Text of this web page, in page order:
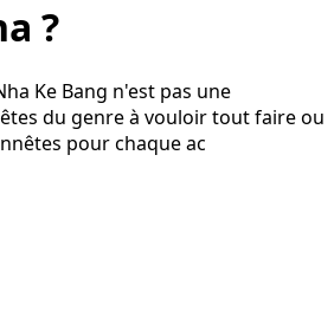
?
Ke Bang n'est pas une
du genre à vouloir tout faire ou
pour chaque ac